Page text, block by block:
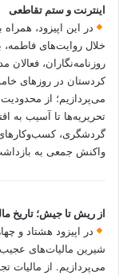
اینترنت و ستم تقاطعی
در این اپیزود، همراه
خلال روایت‌های فاطمه،
روزنامه‌نگاران، فعالان
کردستان در روزهای
می‌پردازیم؛ از
تحریریه‌ها تا آسیب به
گردشگری،
واکنش جمعی به
از ریش تا جیش؛ تاریخ
در اپیزود هشتاد و
شیرین مالیات‌های
می‌پردازیم. از مالیات